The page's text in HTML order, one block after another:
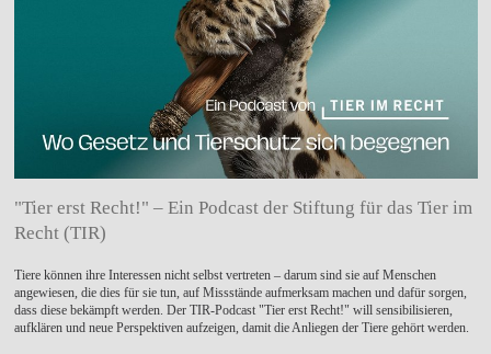
"Tier erst Recht!" – Ein Podcast der Stiftung für das Tier im
Recht (TIR)
Tiere können ihre Interessen nicht selbst vertreten – darum sind sie auf Menschen
angewiesen, die dies für sie tun, auf Missstände aufmerksam machen und dafür sorgen,
dass diese bekämpft werden. Der TIR-Podcast "Tier erst Recht!" will sensibilisieren,
aufklären und neue Perspektiven aufzeigen, damit die Anliegen der Tiere gehört werden.